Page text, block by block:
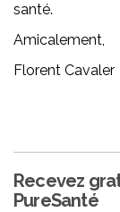
santé.
Amicalement,
Florent Cavaler
Recevez
PureSanté